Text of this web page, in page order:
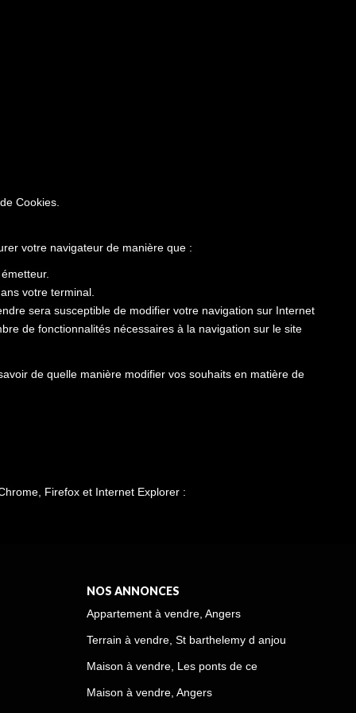
Cookies.
votre navigateur de manière que :
votre terminal.
sera susceptible de modifier votre navigation sur Internet
de fonctionnalités nécessaires à la navigation sur le site
de quelle manière modifier vos souhaits en matière de
Firefox et Internet Explorer :
NOS ANNONCES
Appartement à vendre, Angers
Terrain à vendre, St barthelemy d anjou
Maison à vendre, Les ponts de ce
Maison à vendre, Angers